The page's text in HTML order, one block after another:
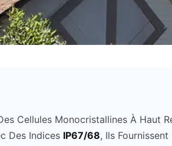
Cellules Monocristallines À Haut
Des Indices IP67/68, Ils